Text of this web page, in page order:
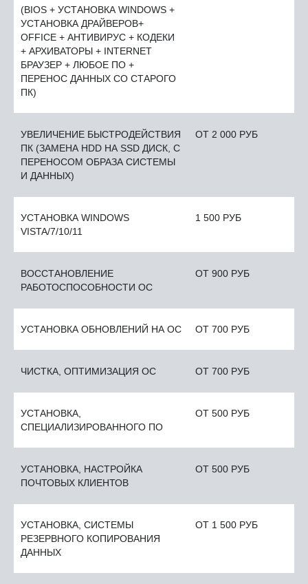
(BIOS + УСТАНОВКА WINDOWS +
УСТАНОВКА ДРАЙВЕРОВ+
OFFICE + АНТИВИРУС + КОДЕКИ
+ АРХИВАТОРЫ + INTERNET
БРАУЗЕР + ЛЮБОЕ ПО +
ПЕРЕНОС ДАННЫХ СО СТАРОГО
ПК)
УВЕЛИЧЕНИЕ БЫСТРОДЕЙСТВИЯ
ПК (ЗАМЕНА HDD НА SSD ДИСК, С
ПЕРЕНОСОМ ОБРАЗА СИСТЕМЫ
И ДАННЫХ)
ОТ 2 000 РУБ
УСТАНОВКА WINDOWS
VISTA/7/10/11
1 500 РУБ
ВОССТАНОВЛЕНИЕ
РАБОТОСПОСОБНОСТИ ОС
ОТ 900 РУБ
УСТАНОВКА ОБНОВЛЕНИЙ НА ОС ОТ 700 РУБ
ЧИСТКА, ОПТИМИЗАЦИЯ ОС ОТ 700 РУБ
УСТАНОВКА,
СПЕЦИАЛИЗИРОВАННОГО ПО
ОТ 500 РУБ
УСТАНОВКА, НАСТРОЙКА
ПОЧТОВЫХ КЛИЕНТОВ
ОТ 500 РУБ
УСТАНОВКА, СИСТЕМЫ
РЕЗЕРВНОГО КОПИРОВАНИЯ
ДАННЫХ
ОТ 1 500 РУБ